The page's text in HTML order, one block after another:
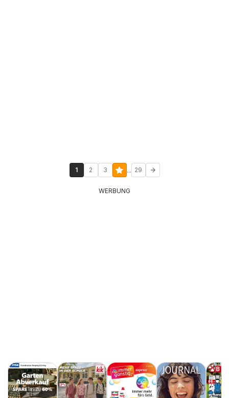
1 2 3 ... 29
WERBUNG